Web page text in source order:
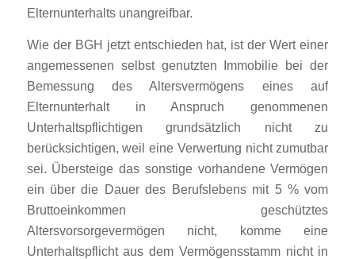
Elternunterhalts unangreifbar.
Wie der BGH jetzt entschieden hat, ist der Wert einer
angemessenen selbst genutzten Immobilie bei der
Bemessung des Altersvermögens eines auf
Elternunterhalt in Anspruch genommenen
Unterhaltspflichtigen grundsätzlich nicht zu
berücksichtigen, weil eine Verwertung nicht zumutbar
sei. Übersteige das sonstige vorhandene Vermögen
ein über die Dauer des Berufslebens mit 5 % vom
Bruttoeinkommen geschütztes
Altersvorsorgevermögen nicht, komme eine
Unterhaltspflicht aus dem Vermögensstamm nicht in